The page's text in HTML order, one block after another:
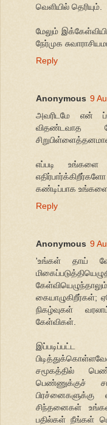
வெளியில் தெரியும்.
மேலும்
நேர்முக
Reply
Anonymous 9
அவரிடமே என்
விதண்டவாத
எப்படி
கண்டிப்பாக
Reply
Anonymous 9
'உங்கள் தாய்
கையாழுகிறீர்கள்;
நிகழ்வுகள்
கேள்விகள்.
சமூகத்தில்
பெண்ணுக்குச்
சிந்தனைகள்
பதில்கள் நீங்கள்